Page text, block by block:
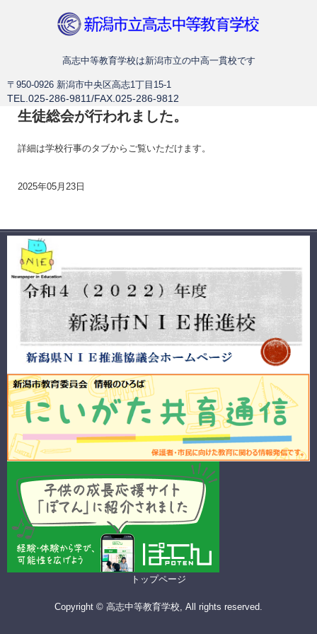
新潟市立高志中等教育学校
高志中等教育学校は新潟市立の中高一貫校です
〒950-0926 新潟市中央区高志1丁目15-1
TEL.025-286-9811/FAX.025-286-9812
生徒総会が行われました。
詳細は学校行事のタブからご覧いただけます。
2025年05月23日
トップページ
Copyright © 高志中等教育学校, All rights reserved.